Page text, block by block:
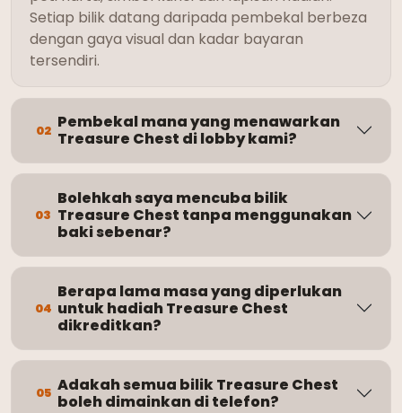
Setiap bilik datang daripada pembekal berbeza
dengan gaya visual dan kadar bayaran
tersendiri.
02 Pembekal mana yang menawarkan
Treasure Chest di lobby kami?
03
Bolehkah saya mencuba bilik
Treasure Chest tanpa menggunakan
baki sebenar?
04
Berapa lama masa yang diperlukan
untuk hadiah Treasure Chest
dikreditkan?
05 Adakah semua bilik Treasure Chest
boleh dimainkan di telefon?